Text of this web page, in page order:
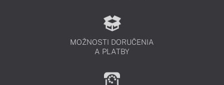
MOŽNOSTI DORUČENIA
A PLATBY